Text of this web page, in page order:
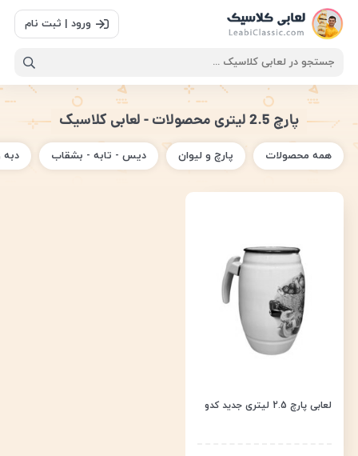
ورود | ثبت نام
پارچ 2.5 لیتری محصولات - لعابی کلاسیک
همه محصولات پارچ و لیوان دیس - تابه - بشقاب
لعابی پارچ 2.5 لیتری جدید کدو